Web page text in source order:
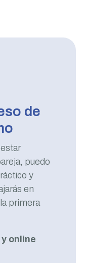
de
puedo
y
en
primera
online